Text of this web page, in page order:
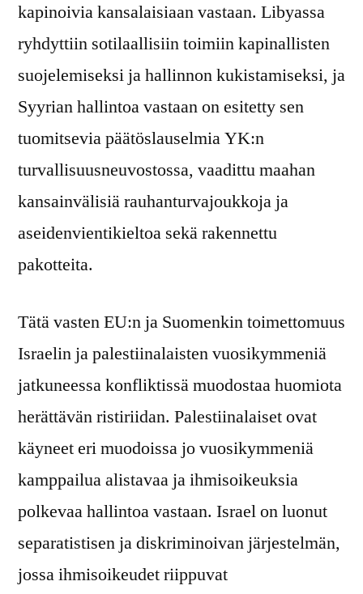
kapinoivia kansalaisiaan vastaan. Libyassa
ryhdyttiin sotilaallisiin toimiin kapinallisten
suojelemiseksi ja hallinnon kukistamiseksi, ja
Syyrian hallintoa vastaan on esitetty sen
tuomitsevia päätöslauselmia YK:n
turvallisuusneuvostossa, vaadittu maahan
kansainvälisiä rauhanturvajoukkoja ja
aseidenvientikieltoa sekä rakennettu
pakotteita.
Tätä vasten EU:n ja Suomenkin toimettomuus
Israelin ja palestiinalaisten vuosikymmeniä
jatkuneessa konfliktissä muodostaa huomiota
herättävän ristiriidan. Palestiinalaiset ovat
käyneet eri muodoissa jo vuosikymmeniä
kamppailua alistavaa ja ihmisoikeuksia
polkevaa hallintoa vastaan. Israel on luonut
separatistisen ja diskriminoivan järjestelmän,
jossa ihmisoikeudet riippuvat